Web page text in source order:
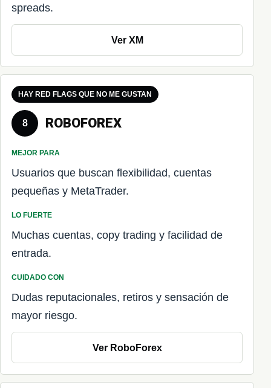
spreads.
Ver XM
HAY RED FLAGS QUE NO ME GUSTAN
8 ROBOFOREX
MEJOR PARA
Usuarios que buscan flexibilidad, cuentas
pequeñas y MetaTrader.
LO FUERTE
Muchas cuentas, copy trading y facilidad de
entrada.
CUIDADO CON
Dudas reputacionales, retiros y sensación de
mayor riesgo.
Ver RoboForex